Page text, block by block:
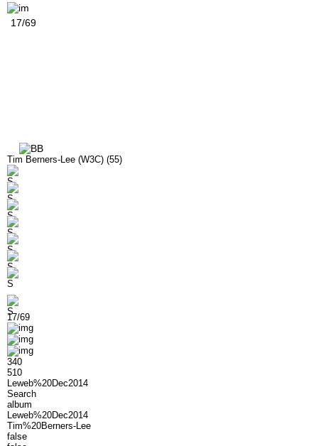
17/69
Tim Berners-Lee (W3C) (55)
17/69
340
510
Leweb%20Dec2014
Search
album
Leweb%20Dec2014
Tim%20Berners-Lee
false